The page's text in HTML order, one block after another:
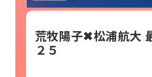
荒牧陽子✖松浦航大
２５